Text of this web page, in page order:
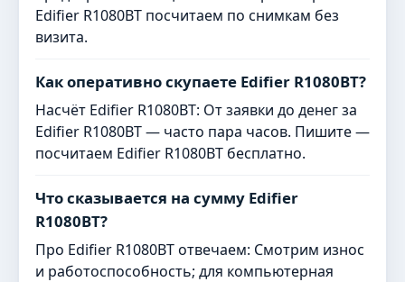
Edifier R1080BT посчитаем по снимкам без
визита.
Как оперативно скупаете Edifier R1080BT?
Насчёт Edifier R1080BT: От заявки до денег за
Edifier R1080BT — часто пара часов. Пишите —
посчитаем Edifier R1080BT бесплатно.
Что сказывается на сумму Edifier
R1080BT?
Про Edifier R1080BT отвечаем: Смотрим износ
и работоспособность; для компьютерная